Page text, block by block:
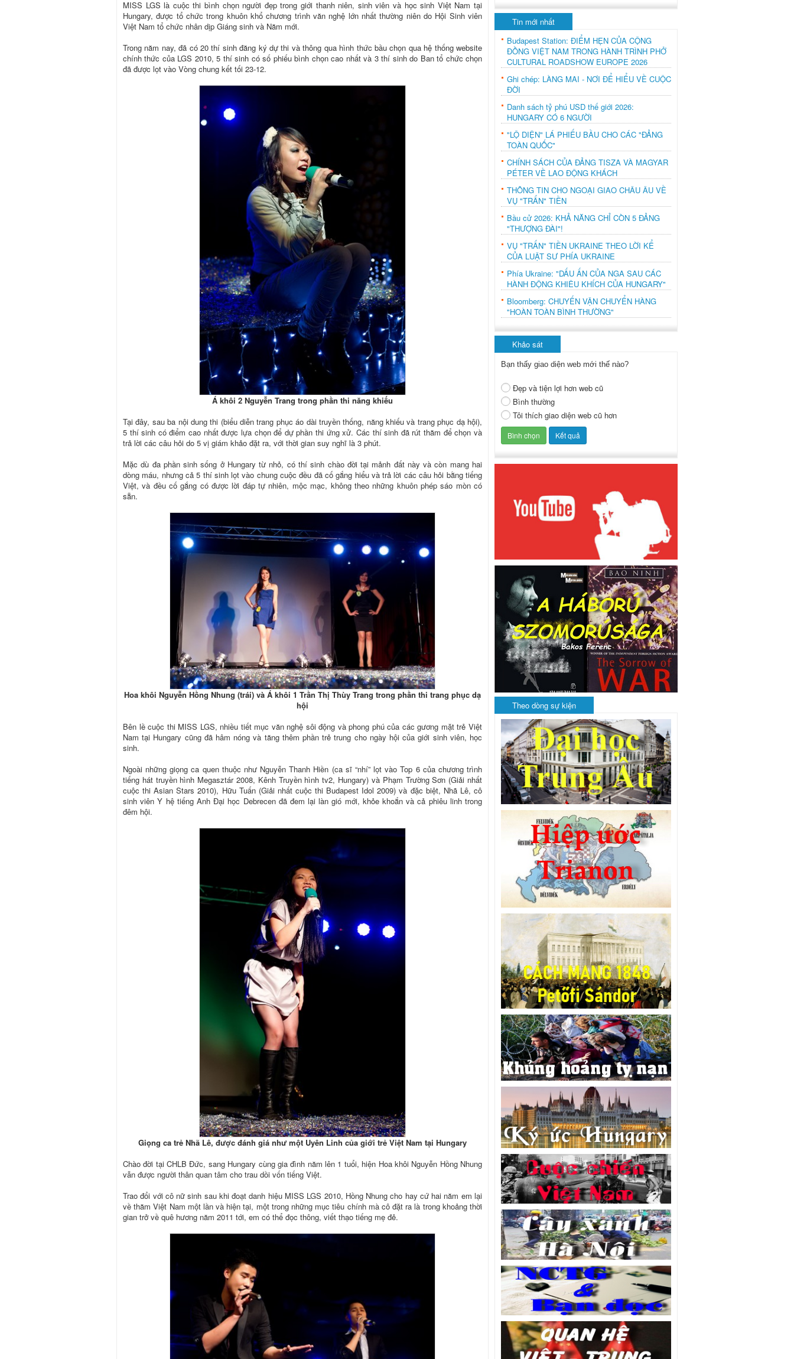
MISS LGS là cuộc thi bình chọn người đẹp trong giới thanh niên, sinh viên và học sinh Việt Nam tại
Hungary, được tổ chức trong khuôn khổ chương trình văn nghệ lớn nhất thường niên do Hội Sinh viên
Việt Nam tổ chức nhân dịp Giáng sinh và Năm mới.
Trong năm nay, đã có 20 thí sinh đăng ký dự thi và thông qua hình thức bầu chọn qua hệ thống website
chính thức của LGS 2010, 5 thí sinh có số phiếu bình chọn cao nhất và 3 thí sinh do Ban tổ chức chọn
đã được lọt vào Vòng chung kết tối 23-12.
Á khôi 2 Nguyễn Trang trong phần thi năng khiếu
Tại đây, sau ba nội dung thi (biểu diễn trang phục áo dài truyền thống, năng khiếu và trang phục dạ hội),
5 thí sinh có điểm cao nhất được lựa chọn để dự phần thi ứng xử. Các thí sinh đã rút thăm để chọn và
trả lời các câu hỏi do 5 vị giám khảo đặt ra, với thời gian suy nghĩ là 3 phút.
Mặc dù đa phần sinh sống ở Hungary từ nhỏ, có thí sinh chào đời tại mảnh đất này và còn mang hai
dòng máu, nhưng cả 5 thí sinh lọt vào chung cuộc đều đã cố gắng hiểu và trả lời các câu hỏi bằng tiếng
Việt, và đều cố gắng có được lời đáp tự nhiên, mộc mạc, không theo những khuôn phép sáo mòn có
sẵn.
Hoa khôi Nguyễn Hồng Nhung (trái) và Á khôi 1 Trần Thị Thùy Trang trong phần thi trang phục dạ
hội
Bên lề cuộc thi MISS LGS, nhiều tiết mục văn nghệ sôi động và phong phú của các gương mặt trẻ Việt
Nam tại Hungary cũng đã hâm nóng và tăng thêm phần trẻ trung cho ngày hội của giới sinh viên, học
sinh.
Ngoài những giọng ca quen thuộc như Nguyễn Thanh Hiền (ca sĩ “nhí” lọt vào Top 6 của chương trình
tiếng hát truyền hình Megasztár 2008, Kênh Truyền hình tv2, Hungary) và Phạm Trường Sơn (Giải nhất
cuộc thi Asian Stars 2010), Hữu Tuấn (Giải nhất cuộc thi Budapest Idol 2009) và đặc biệt, Nhã Lê, cô
sinh viên Y hệ tiếng Anh Đại học Debrecen đã đem lại làn gió mới, khỏe khoắn và cả phiêu linh trong
đêm hội.
Giọng ca trẻ Nhã Lê, được đánh giá như một Uyên Linh của giới trẻ Việt Nam tại Hungary
Chào đời tại CHLB Đức, sang Hungary cùng gia đình năm lên 1 tuổi, hiện Hoa khôi Nguyễn Hồng Nhung
vẫn được người thân quan tâm cho trau dồi vốn tiếng Việt.
Trao đổi với cô nữ sinh sau khi đoạt danh hiệu MISS LGS 2010, Hồng Nhung cho hay cứ hai năm em lại
về thăm Việt Nam một lần và hiện tại, một trong những mục tiêu chính mà cô đặt ra là trong khoảng thời
gian trở về quê hương năm 2011 tới, em có thể đọc thông, viết thạo tiếng mẹ đẻ.
Tin mới nhất
Budapest Station: ĐIỂM HẸN CỦA CỘNG
ĐỒNG VIỆT NAM TRONG HÀNH TRÌNH PHỞ
CULTURAL ROADSHOW EUROPE 2026
Ghi chép: LÀNG MAI - NƠI ĐỂ HIỂU VỀ CUỘC
ĐỜI
Danh sách tỷ phú USD thế giới 2026:
HUNGARY CÓ 6 NGƯỜI
"LỘ DIỆN" LÁ PHIẾU BẦU CHO CÁC "ĐẢNG
TOÀN QUỐC"
CHÍNH SÁCH CỦA ĐẢNG TISZA VÀ MAGYAR
PÉTER VỀ LAO ĐỘNG KHÁCH
THÔNG TIN CHO NGOẠI GIAO CHÂU ÂU VỀ
VỤ "TRẤN" TIỀN
Bầu cử 2026: KHẢ NĂNG CHỈ CÒN 5 ĐẢNG
"THƯỢNG ĐÀI"!
VỤ "TRẤN" TIỀN UKRAINE THEO LỜI KỂ
CỦA LUẬT SƯ PHÍA UKRAINE
Phía Ukraine: "DẤU ẤN CỦA NGA SAU CÁC
HÀNH ĐỘNG KHIÊU KHÍCH CỦA HUNGARY"
Bloomberg: CHUYẾN VẬN CHUYỂN HÀNG
"HOÀN TOÀN BÌNH THƯỜNG"
Khảo sát
Bạn thấy giao diện web mới thế nào?
Đẹp và tiện lợi hơn web cũ
Bình thường
Tôi thích giao diện web cũ hơn
Theo dòng sự kiện